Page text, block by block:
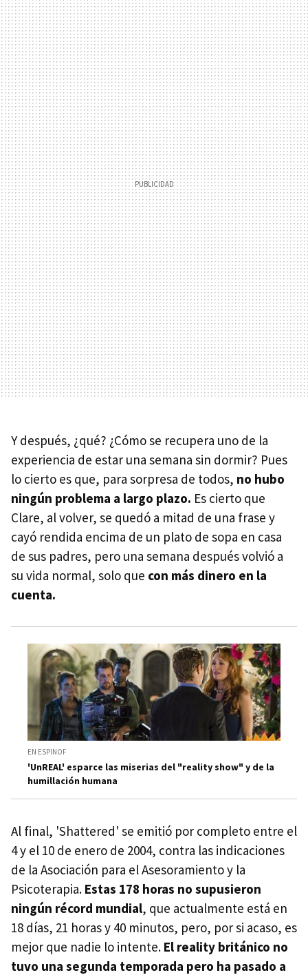
Y después, ¿qué? ¿Cómo se recupera uno de la
experiencia de estar una semana sin dormir? Pues
lo cierto es que, para sorpresa de todos, no hubo
ningún problema a largo plazo. Es cierto que
Clare, al volver, se quedó a mitad de una frase y
cayó rendida encima de un plato de sopa en casa
de sus padres, pero una semana después volvió a
su vida normal, solo que con más dinero en la
cuenta.
EN ESPINOF
'UnREAL' esparce las miserias del "reality show" y de la
humillación humana
Al final, 'Shattered' se emitió por completo entre el
4 y el 10 de enero de 2004, contra las indicaciones
de la Asociación para el Asesoramiento y la
Psicoterapia. Estas 178 horas no supusieron
ningún récord mundial, que actualmente está en
18 días, 21 horas y 40 minutos, pero, por si acaso, es
mejor que nadie lo intente. El reality británico no
tuvo una segunda temporada pero ha pasado a